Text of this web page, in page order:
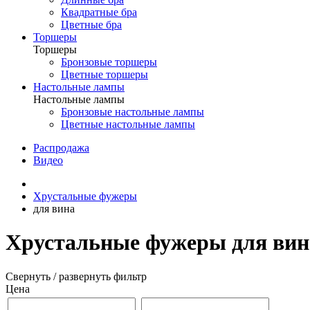
Квадратные бра
Цветные бра
Торшеры
Торшеры
Бронзовые торшеры
Цветные торшеры
Настольные лампы
Настольные лампы
Бронзовые настольные лампы
Цветные настольные лампы
Распродажа
Видео
Хрустальные фужеры
для вина
Хрустальные фужеры для
Свернуть / развернуть фильтр
Цена